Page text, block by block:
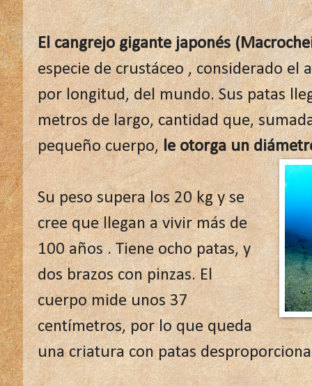
El cangrejo gigante japonés
especie de crustáceo , considerado el
por longitud, del mundo. Sus patas
metros de largo, cantidad que,
pequeño cuerpo,le otorga un
Su peso supera los 20 kg y se
cree que llegan a vivir más de
100 años . Tiene ocho patas, y
dos brazos con pinzas. El
cuerpo mide unos 37
centímetros, por lo que queda
una criatura con patas